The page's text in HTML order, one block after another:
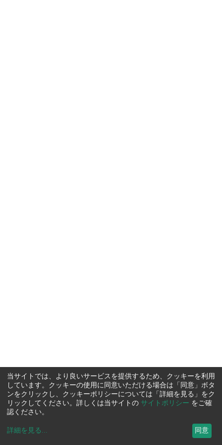
当サイトでは、より良いサービスを提供するため、クッキーを利用
しています。クッキーの使用に同意いただける場合は「同意」ボタ
ンをクリックし、クッキーポリシーについては「詳細を見る」をク
リックしてください。詳しくは当サイトの サイトポリシー をご確
認ください。
詳細を見る ... 同意